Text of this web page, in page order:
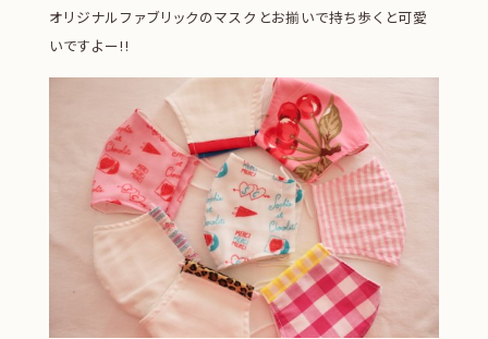
オリジナルファブリックのマスクとお揃いで持ち歩くと可愛
いですよー!!